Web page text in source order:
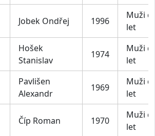
Jobek Ondřej 1996
Muži
let
Hošek
Stanislav
1974
Muži
let
Pavlišen
Alexandr
1969
Muži
let
Číp Roman 1970
Muži
let